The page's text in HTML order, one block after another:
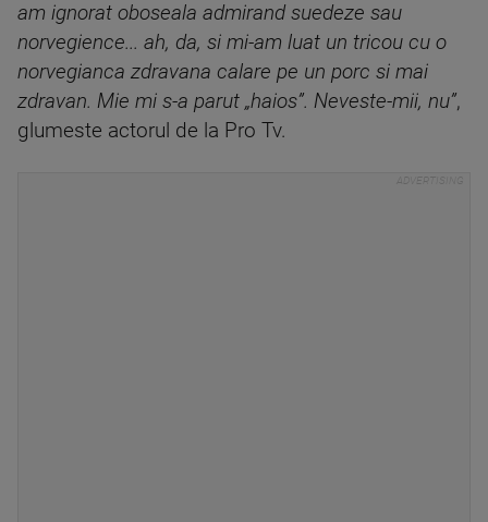
am ignorat oboseala admirand suedeze sau
norvegience... ah, da, si mi-am luat un tricou cu o
norvegianca zdravana calare pe un porc si mai
zdravan. Mie mi s-a parut „haios”. Neveste-mii, nu”,
glumeste actorul de la Pro Tv.